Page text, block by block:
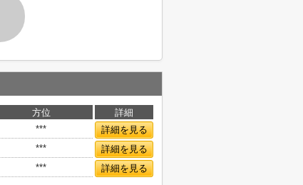
方位
詳細
***
詳細を見る
***
詳細を見る
*** 詳細を見る